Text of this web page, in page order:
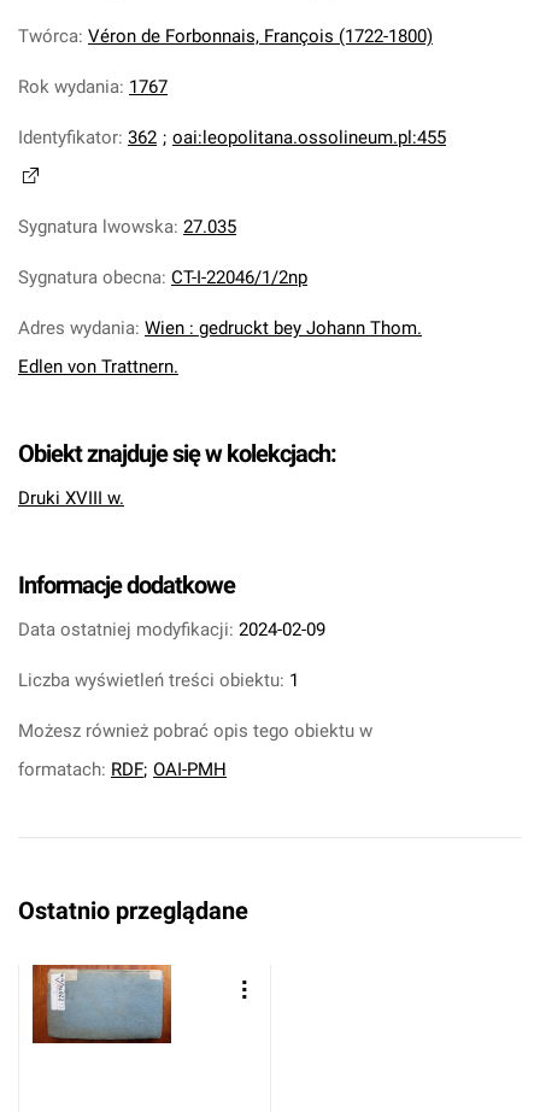
Twórca: Véron de Forbonnais, François (1722-1800)
Rok wydania: 1767
Identyfikator: 362 ; oai:leopolitana.ossolineum.pl:455
Sygnatura lwowska: 27.035
Sygnatura obecna: CT-I-22046/1/2np
Adres wydania: Wien : gedruckt bey Johann Thom.
Edlen von Trattnern.
Obiekt znajduje się w kolekcjach:
Druki XVIII w.
Informacje dodatkowe
Data ostatniej modyfikacji: 2024-02-09
Liczba wyświetleń treści obiektu: 1
Możesz również pobrać opis tego obiektu w
formatach: RDF; OAI-PMH
Ostatnio przeglądane